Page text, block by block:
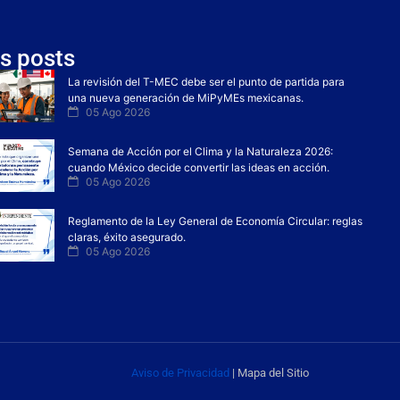
posts
La revisión del T-MEC debe ser el punto de partida para
una nueva generación de MiPyMEs mexicanas.
05 Ago 2026
Semana de Acción por el Clima y la Naturaleza 2026:
cuando México decide convertir las ideas en acción.
05 Ago 2026
Reglamento de la Ley General de Economía Circular: reglas
claras, éxito asegurado.
05 Ago 2026
Aviso de Privacidad | Mapa del Sitio